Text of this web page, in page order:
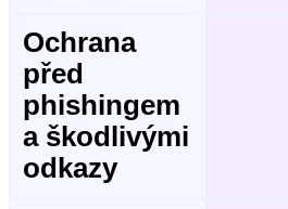
Ochrana
před
phishingem
a škodlivými
odkazy